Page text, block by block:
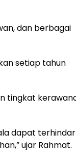
dan berbagai
setiap tahun
tingkat
dapat terhindar
ujar Rahmat.